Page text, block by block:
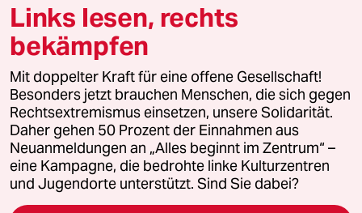
© 2026 taz Verlags und Vertriebs GmbH
Alle Rechte vorbehalten. Bei rechtlichen Fragen oder für Genehmigungen
wenden Sie sich bitte an
lizenzen@taz.de
Feedback Redaktionsstatut Kommune-Richtlinien
Leitlinie Informant Datenschutz Impressum AGB
Links lesen, rechts
bekämpfen
Mit doppelter Kraft für eine offene Gesellschaft!
Besonders jetzt brauchen Menschen, die sich gegen
Rechtsextremismus einsetzen, unsere Solidarität.
Daher gehen 50 Prozent der Einnahmen aus
Neuanmeldungen an „Alles beginnt im Zentrum“ –
eine Kampagne, die bedrohte linke Kulturzentren
und Jugendorte unterstützt. Sind Sie dabei?